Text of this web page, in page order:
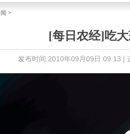
>
[每日农经]吃大
发布时间:2010年09月09日 09:13 |